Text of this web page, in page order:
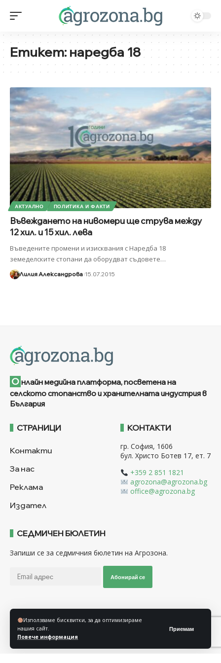
Използваме бисквитки, за да оптимизираме
нашия сайт.
Повече информация
Приемам
Етикет:наредба 18
АКТУАЛНО ПОЛИТИКА И ФАКТИ
Въвеждането на нивомери ще струва между
12 хил. и 15 хил. лева
Въведените промени и изисквания с Наредба 18
земеделските стопани да оборудват съдовете…
Лилия Александрова 15.07.2015
О нлайн медийна платформа, посветена на
селското стопанство и хранителната индустрия в
България
СТРАНИЦИ
Контакти
За нас
Реклама
Издател
КОНТАКТИ
гр. София, 1606
бул. Христо Ботев 17, ет. 7
+359 2 851 1821
agrozona@agrozona.bg
office@agrozona.bg
СЕДМИЧЕН БЮЛЕТИН
Запиши се за седмичния бюлетин на Агрозона.
Абонирай се
Последвайте ни